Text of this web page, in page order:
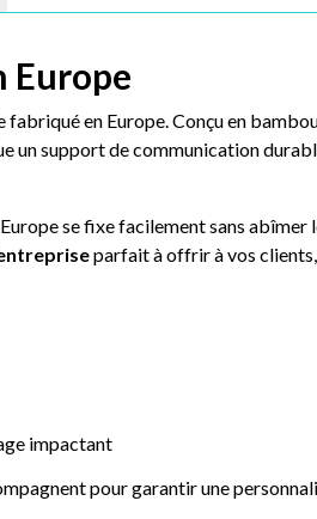
Europe
fabriqué en Europe. Conçu en
un support de communication
se fixe facilement sans
parfait à offrir à vos
impactant
pour garantir une